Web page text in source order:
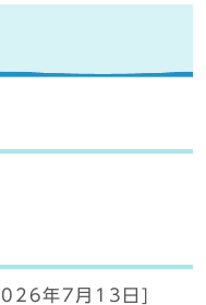
年7月13日]